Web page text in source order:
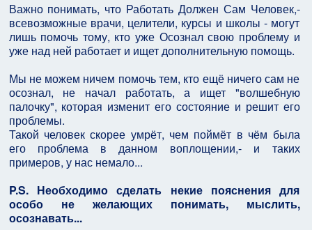
Важно понимать, что Работать Должен Сам Человек,-
всевозможные врачи, целители, курсы и школы - могут
лишь помочь тому, кто уже Осознал свою проблему и
уже над ней работает и ищет дополнительную помощь.
Мы не можем ничем помочь тем, кто ещё ничего сам не
осознал, не начал работать, а ищет "волшебную
палочку", которая изменит его состояние и решит его
проблемы.
Такой человек скорее умрёт, чем поймёт в чём была
его проблема в данном воплощении,- и таких
примеров, у нас немало...
P.S. Необходимо сделать некие пояснения для
особо не желающих понимать, мыслить,
осознавать...